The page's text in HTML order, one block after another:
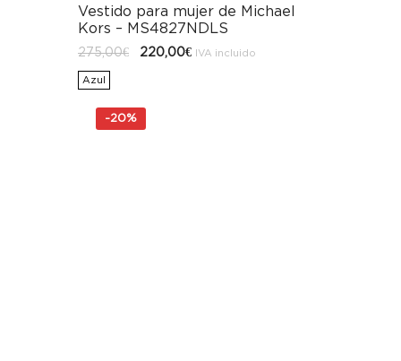
Vestido para mujer de Michael
Kors – MS4827NDLS
275,00€
El220,00€ElIVA incluido
Azul
-20%